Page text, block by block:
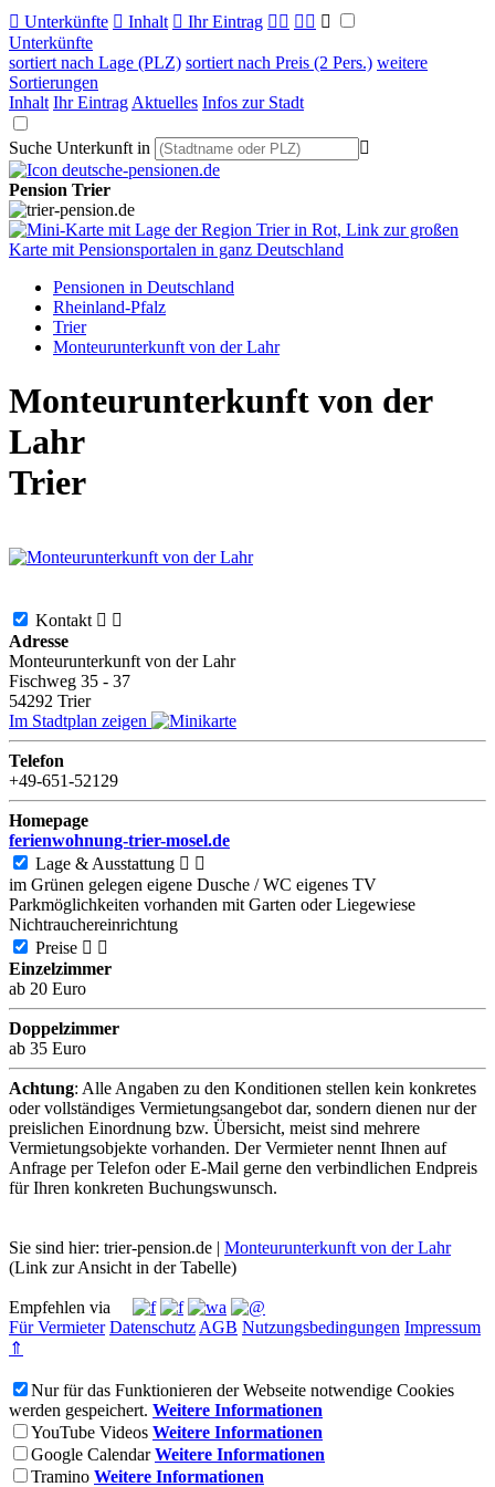
 Unterkünfte  Inhalt  Ihr Eintrag   
Unterkünfte
sortiert nach Lage (PLZ) sortiert nach Preis (2 Pers.) weitere
Sortierungen
Inhalt Ihr Eintrag Aktuelles Infos zur Stadt
Suche Unterkunft in 
Pension Trier
Pensionen in Deutschland
Rheinland-Pfalz
Trier
Monteurunterkunft von der Lahr
Monteurunterkunft von der
Lahr
Trier
Kontakt  
Adresse
Monteurunterkunft von der Lahr
Fischweg 35 - 37
54292 Trier
Im Stadtplan zeigen
Telefon
+49-651-52129
Homepage
ferienwohnung-trier-mosel.de
Lage & Ausstattung  
im Grünen gelegen eigene Dusche / WC eigenes TV
Parkmöglichkeiten vorhanden mit Garten oder Liegewiese
Nichtrauchereinrichtung
Preise  
Einzelzimmer
ab 20 Euro
Doppelzimmer
ab 35 Euro
Achtung: Alle Angaben zu den Konditionen stellen kein konkretes
oder vollständiges Vermietungsangebot dar, sondern dienen nur der
preislichen Einordnung bzw. Übersicht, meist sind mehrere
Vermietungsobjekte vorhanden. Der Vermieter nennt Ihnen auf
Anfrage per Telefon oder E-Mail gerne den verbindlichen Endpreis
für Ihren konkreten Buchungswunsch.
Sie sind hier: trier-pension.de | Monteurunterkunft von der Lahr
(Link zur Ansicht in der Tabelle)
Empfehlen via
Für Vermieter Datenschutz AGB Nutzungsbedingungen Impressum
⇑
Nur für das Funktionieren der Webseite notwendige Cookies
werden gespeichert. Weitere Informationen
YouTube Videos Weitere Informationen
Google Calendar Weitere Informationen
Tramino Weitere Informationen